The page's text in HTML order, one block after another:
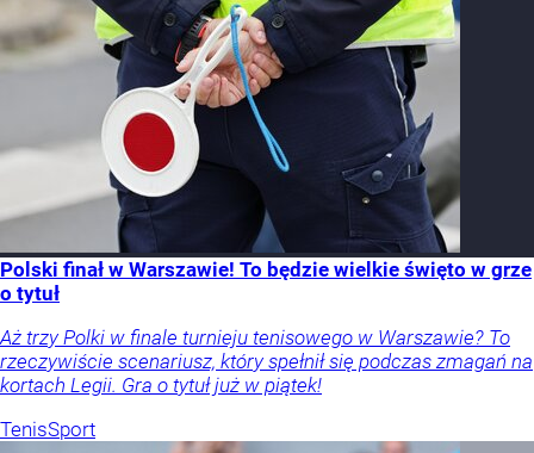
Polski finał w Warszawie! To będzie wielkie święto w grze
o tytuł
Aż trzy Polki w finale turnieju tenisowego w Warszawie? To
rzeczywiście scenariusz, który spełnił się podczas zmagań na
kortach Legii. Gra o tytuł już w piątek!
TenisSport